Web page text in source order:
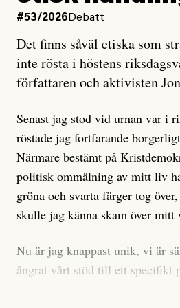
Artikeln undersöker inte, som
är sant, vad som är rykten”,
ännu mer ryktesspridning. Det
misstänkta personen är en
får veta är att personen har
under åren, att den har raderat
sociala medier, att artikelns
på personens ekonomi och att
anonyma röster inom rörelsen
anses vara anledningar att titta
men ingenting av detta är
#53/2026 Debatt
Det finns såväl etiska som
inte rösta i höstens
författaren och aktivisten
Senast jag stod vid urnan var i
röstade jag fortfarande
Närmare bestämt på
politisk ommålning av mitt liv
gröna och svarta färger tog
skulle jag känna skam över mitt
Nu är jag knappast unik, vi är
ångrat vårt stöd till ett specifikt